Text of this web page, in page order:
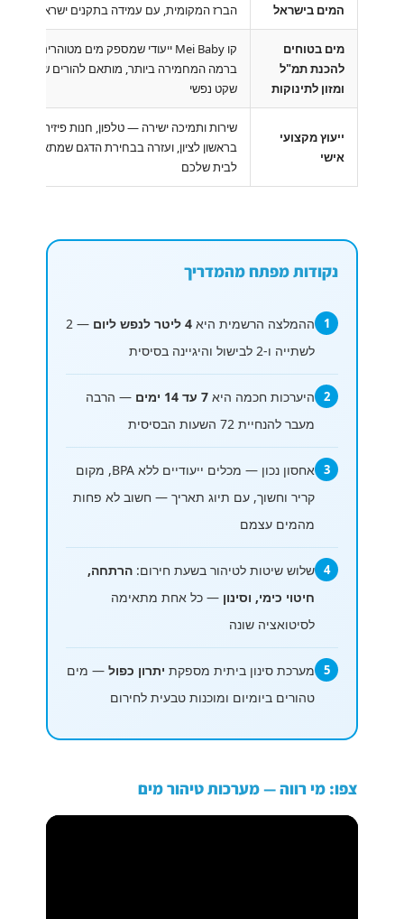
המים בישראל
הברז המקומית, עם עמידה בתקנים ישראליים
מים בטוחים
להכנת תמ"ל
ומזון לתינוקות
קו Mei Baby ייעודי שמספק מים מטוהרים
ברמה המחמירה ביותר, מותאם להורים שרוצים
שקט נפשי
ייעוץ מקצועי
אישי
שירות ותמיכה ישירה — טלפון, חנות פיזית
בראשון לציון, ועזרה בבחירת הדגם שמתאים
לבית שלכם
נקודות מפתח מהמדריך
1 ההמלצה הרשמית היא 4 ליטר לנפש ליום
— 2
לשתייה ו-2 לבישול והיגיינה בסיסית
2 היערכות חכמה היא 7 עד 14 ימים
— הרבה
מעבר להנחיית 72 השעות הבסיסית
3
אחסון נכון — מכלים ייעודיים ללא BPA, מקום
קריר וחשוך, עם תיוג תאריך — חשוב לא פחות
מהמים עצמם
4 שלוש שיטות לטיהור בשעת חירום: הרתחה,
חיטוי כימי, וסינון — כל אחת מתאימה
לסיטואציה שונה
5 מערכת סינון ביתית מספקת יתרון כפול — מים
טהורים ביומיום ומוכנות טבעית לחירום
צפו: מי רווה — מערכות טיהור מים